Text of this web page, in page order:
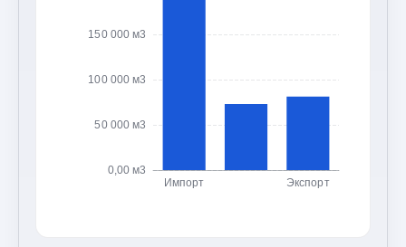
0,00 м3
50 000 м3
100 000 м3
150 000 м3
Импорт Экспорт